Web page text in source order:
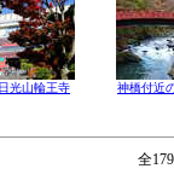
日光山輪王寺 神橋付近
全